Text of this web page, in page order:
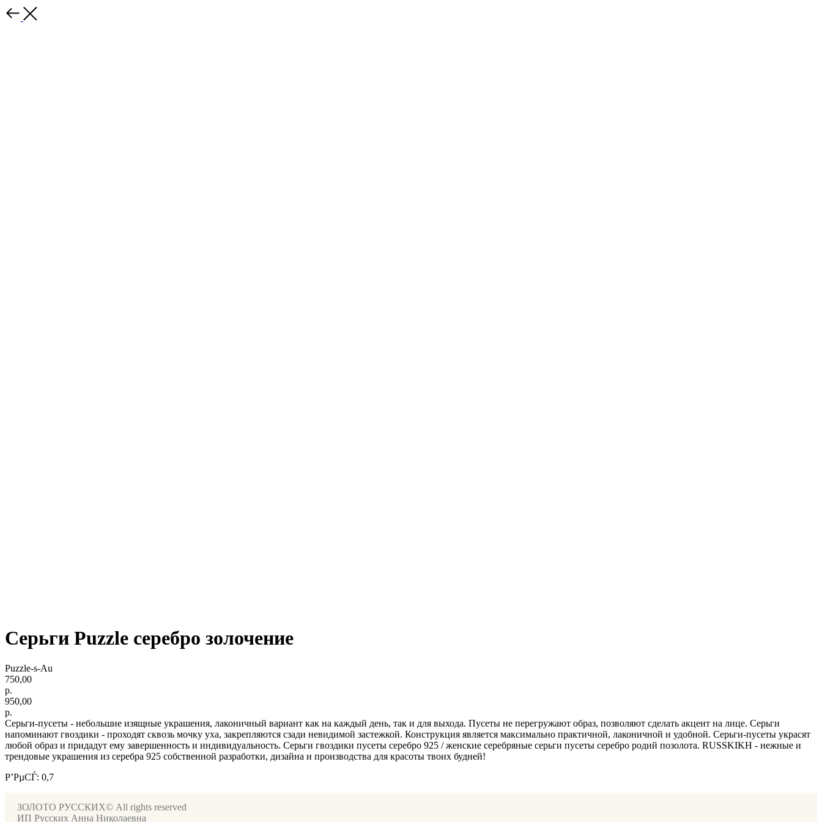
Серьги Puzzle серебро золочение
Puzzle-s-Au
750,00
р.
950,00
р.
Серьги-пусеты - небольшие изящные украшения, лаконичный вариант как на каждый день, так и для выхода. Пусеты не перегружают образ, позволяют сделать акцент на лице. Серьги
напоминают гвоздики - проходят сквозь мочку уха, закрепляются сзади невидимой застежкой. Конструкция является максимально практичной, лаконичной и удобной. Серьги-пусеты украсят
любой образ и придадут ему завершенность и индивидуальность. Серьги гвоздики пусеты серебро 925 / женские серебряные серьги пусеты серебро родий позолота. RUSSKIKH - нежные и
трендовые украшения из серебра 925 собственной разработки, дизайна и производства для красоты твоих будней!
Р’РµСЃ: 0,7
ЗОЛОТО РУССКИХ© All rights reserved
ИП Русских Анна Николаевна